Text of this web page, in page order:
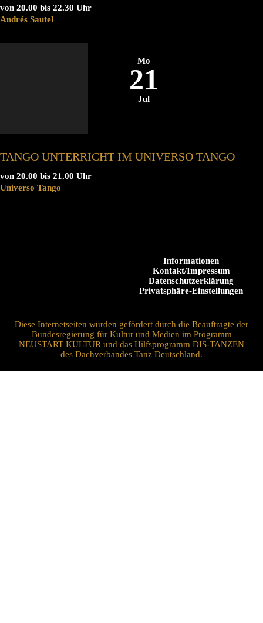
von 20.00 bis 22.30 Uhr
Andrés Sautel
Mo
21
Jul
TANGO UNTERRICHT IM UNIVERSO TANGO
von 20.00 bis 21.00 Uhr
Universo Tango
Informationen
Kontakt/Impressum
Datenschutzerklärung
Privatsphäre-Einstellungen
Diese Internetseiten wurden gefördert durch die Beauftragte der
Bundesregierung für Kultur und Medien im Programm
NEUSTART KULTUR und das Hilfsprogramm DIS-TANZEN
des Dachverbandes Tanz Deutschland.